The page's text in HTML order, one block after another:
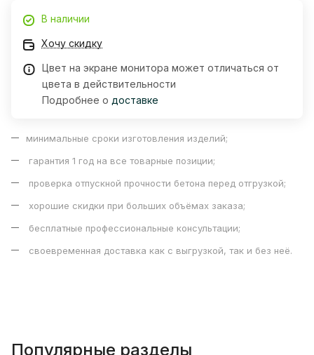
В наличии
Хочу скидку
Цвет на экране монитора может отличаться от
цвета в действительности
Подробнее о доставке
минимальные сроки изготовления изделий;
гарантия 1 год на все товарные позиции;
проверка отпускной прочности бетона перед отгрузкой;
хорошие скидки при больших объёмах заказа;
бесплатные профессиональные консультации;
своевременная доставка как с выгрузкой, так и без неё.
Популярные разделы